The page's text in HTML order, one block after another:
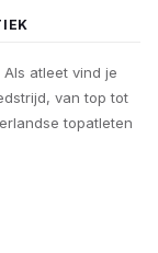
atleet vind je
van top tot
topatleten